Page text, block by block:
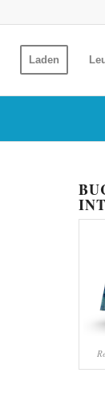
Laden